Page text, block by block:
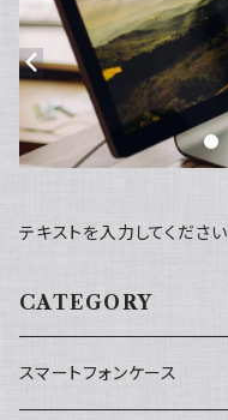
テキストを入力してください
CATEGORY
スマートフォンケース